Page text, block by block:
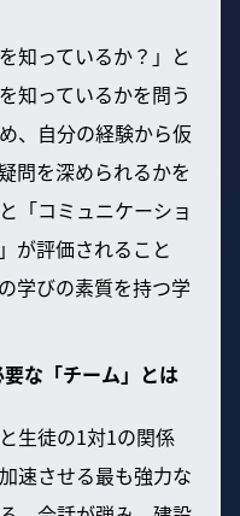
知っているか？」と
知っているかを問う
、自分の経験から仮
問を深められるかを
「コミュニケーショ
が評価されること
学びの素質を持つ学
な「チーム」とは
生徒の1対1の関係
速させる最も強力な